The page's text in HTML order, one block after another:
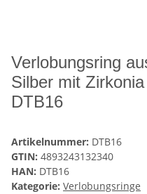
Verlobungsring
Silber mit
DTB16
Artikelnummer: DTB16
GTIN: 4893243132340
HAN: DTB16
Kategorie: Verlobungsringe